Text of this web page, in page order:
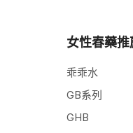
女性春藥推
乖乖水
GB系列
GHB